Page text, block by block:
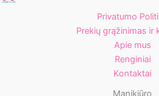
Privatumo
Prekių grąžinimas ir
Apie mus
Renginiai
Kontaktai
Manikiūro